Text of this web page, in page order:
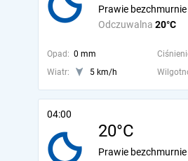
Odczuwalna 20°C
Prawie bezchmurnie
Opad: 0 mm
Wiatr:
5 km/h
04:00
20°C
Prawie bezchmurnie